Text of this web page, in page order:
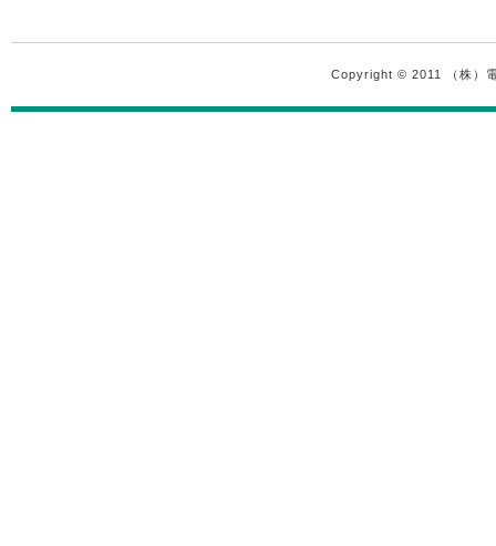
Copyright © 2011 （株）